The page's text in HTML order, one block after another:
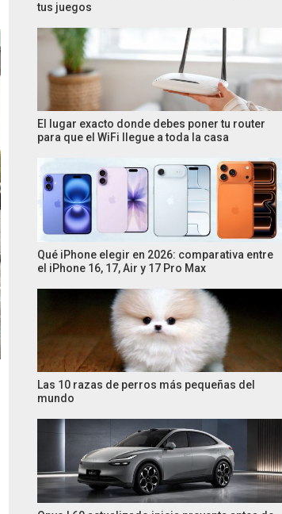
tus juegos
El lugar exacto donde debes poner tu router
para que el WiFi llegue a toda la casa
Qué iPhone elegir en 2026: comparativa entre
el iPhone 16, 17, Air y 17 Pro Max
Las 10 razas de perros más pequeñas del
mundo